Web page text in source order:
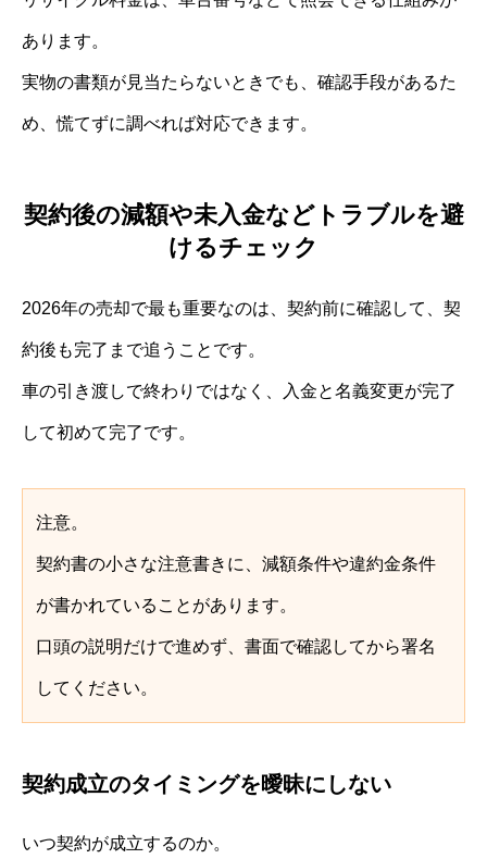
あります。
実物の書類が見当たらないときでも、確認手段があるた
め、慌てずに調べれば対応できます。
契約後の減額や未入金などトラブルを避
けるチェック
2026年の売却で最も重要なのは、契約前に確認して、契
約後も完了まで追うことです。
車の引き渡しで終わりではなく、入金と名義変更が完了
して初めて完了です。
注意。
契約書の小さな注意書きに、減額条件や違約金条件
が書かれていることがあります。
口頭の説明だけで進めず、書面で確認してから署名
してください。
契約成立のタイミングを曖昧にしない
いつ契約が成立するのか。